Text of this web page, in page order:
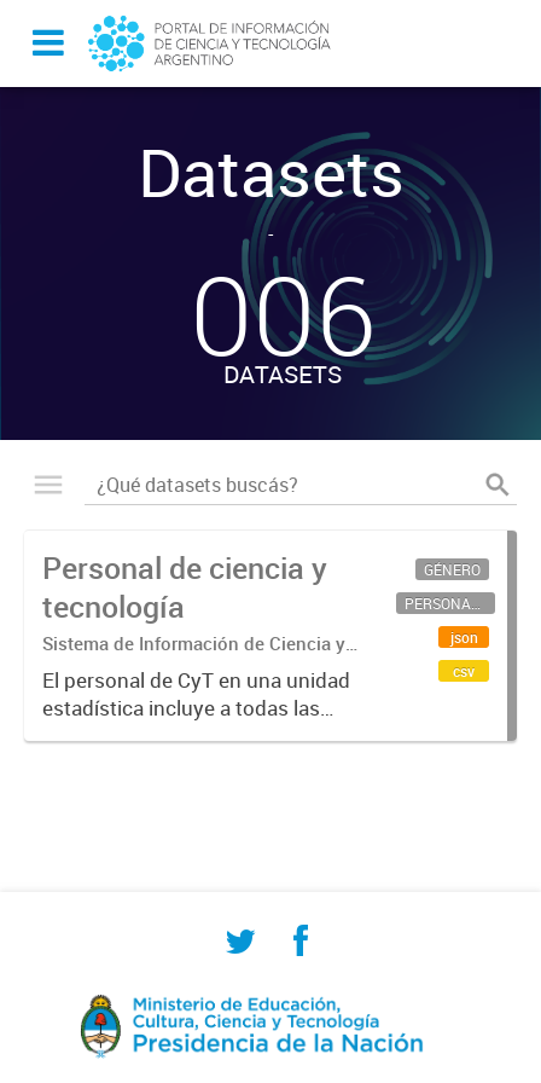
Datasets
-
006
DATASETS
Personal de ciencia y
tecnología
Sistema de Información de Ciencia y
Tecnología Argentino (SICYTAR)
El personal de CyT en una unidad
estadística incluye a todas las
personas involucradas
GÉNERO
PERSONAL CIENTÍFICO-TECNOLÓGICO
json
csv